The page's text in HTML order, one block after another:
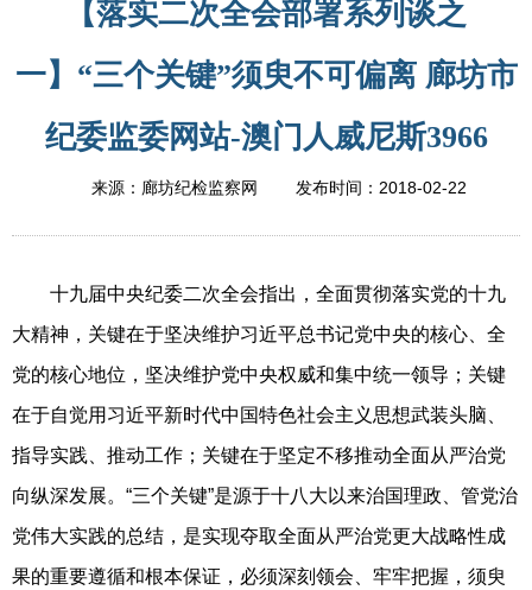
【落实二次全会部署系列谈之
一】“三个关键”须臾不可偏离 廊坊市
纪委监委网站-澳门人威尼斯3966
来源：廊坊纪检监察网 发布时间： 2018-02-22
十九届中央纪委二次全会指出，全面贯彻落实党的十九
大精神，关键在于坚决维护习近平总书记党中央的核心、全
党的核心地位，坚决维护党中央权威和集中统一领导；关键
在于自觉用习近平新时代中国特色社会主义思想武装头脑、
指导实践、推动工作；关键在于坚定不移推动全面从严治党
向纵深发展。“三个关键”是源于十八大以来治国理政、管党治
党伟大实践的总结，是实现夺取全面从严治党更大战略性成
果的重要遵循和根本保证，必须深刻领会、牢牢把握，须臾